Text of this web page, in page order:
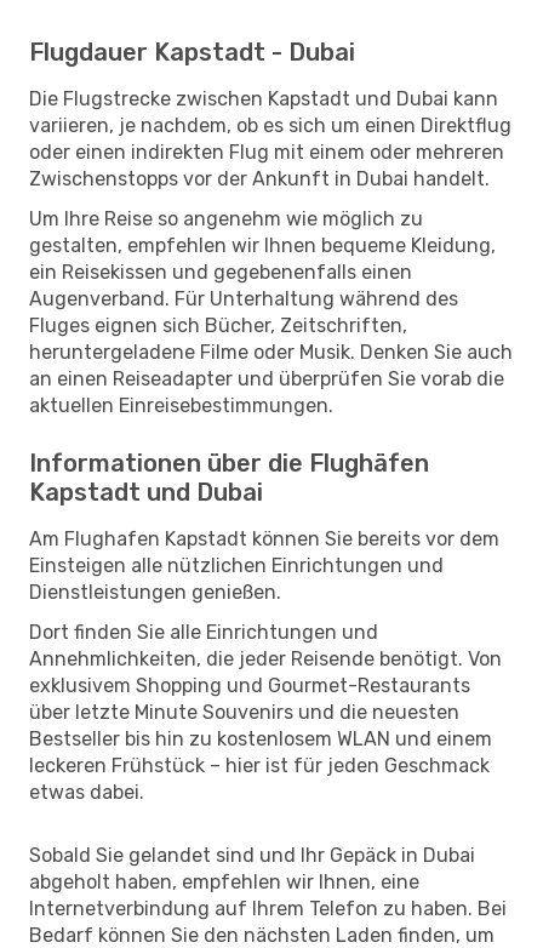
Flugdauer Kapstadt - Dubai
Die Flugstrecke zwischen Kapstadt und Dubai kann
variieren, je nachdem, ob es sich um einen Direktflug
oder einen indirekten Flug mit einem oder mehreren
Zwischenstopps vor der Ankunft in Dubai handelt.
Um Ihre Reise so angenehm wie möglich zu
gestalten, empfehlen wir Ihnen bequeme Kleidung,
ein Reisekissen und gegebenenfalls einen
Augenverband. Für Unterhaltung während des
Fluges eignen sich Bücher, Zeitschriften,
heruntergeladene Filme oder Musik. Denken Sie auch
an einen Reiseadapter und überprüfen Sie vorab die
aktuellen Einreisebestimmungen.
Informationen über die Flughäfen
Kapstadt und Dubai
Am Flughafen Kapstadt können Sie bereits vor dem
Einsteigen alle nützlichen Einrichtungen und
Dienstleistungen genießen.
Dort finden Sie alle Einrichtungen und
Annehmlichkeiten, die jeder Reisende benötigt. Von
exklusivem Shopping und Gourmet-Restaurants
über letzte Minute Souvenirs und die neuesten
Bestseller bis hin zu kostenlosem WLAN und einem
leckeren Frühstück – hier ist für jeden Geschmack
etwas dabei.
Sobald Sie gelandet sind und Ihr Gepäck in Dubai
abgeholt haben, empfehlen wir Ihnen, eine
Internetverbindung auf Ihrem Telefon zu haben. Bei
Bedarf können Sie den nächsten Laden finden, um